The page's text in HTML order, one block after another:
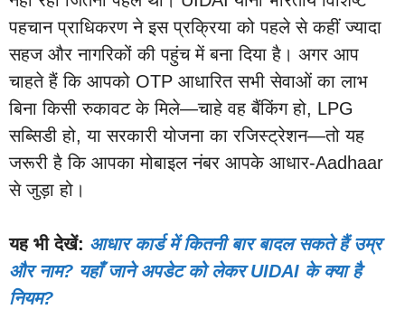
पहचान प्राधिकरण ने इस प्रक्रिया को पहले से कहीं ज्यादा
सहज और नागरिकों की पहुंच में बना दिया है। अगर आप
चाहते हैं कि आपको OTP आधारित सभी सेवाओं का लाभ
बिना किसी रुकावट के मिले—चाहे वह बैंकिंग हो, LPG
सब्सिडी हो, या सरकारी योजना का रजिस्ट्रेशन—तो यह
जरूरी है कि आपका मोबाइल नंबर आपके आधार-Aadhaar
से जुड़ा हो।
यह भी देखें: आधार कार्ड में कितनी बार बादल सकते हैं उम्र
और नाम? यहाँ जाने अपडेट को लेकर UIDAI के क्या है
नियम?